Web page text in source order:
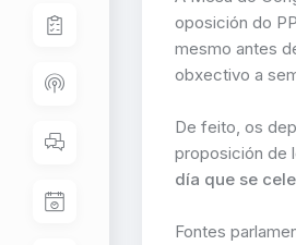
oposición do
mesmo antes
obxectivo a
De feito, os
proposición de
día que se
Fontes